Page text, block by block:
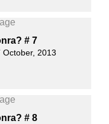
# 7
October, 2013
# 8